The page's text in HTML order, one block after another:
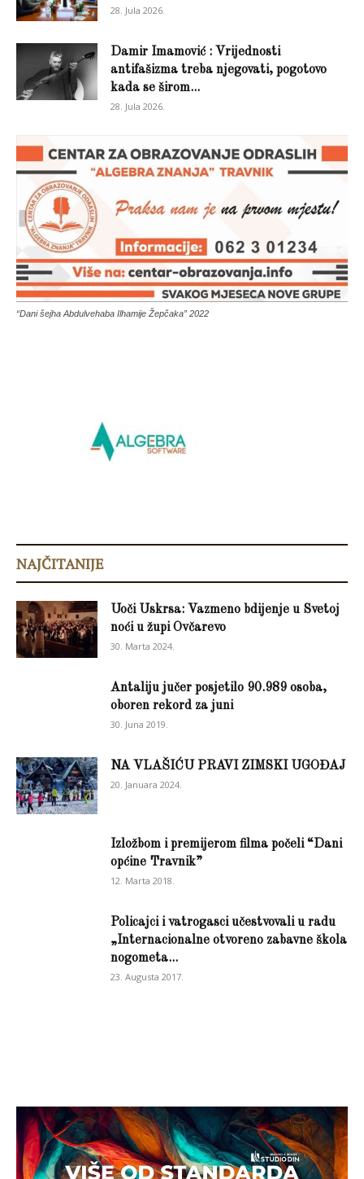
28. Jula 2026.
Damir Imamović : Vrijednosti
antifašizma treba njegovati, pogotovo
kada se širom...
28. Jula 2026.
“Dani šejha Abdulvehaba Ilhamije Žepčaka” 2022
NAJČITANIJE
Uoči Uskrsa: Vazmeno bdijenje u Svetoj
noći u župi Ovčarevo
30. Marta 2024.
Antaliju jučer posjetilo 90.989 osoba,
oboren rekord za juni
30. Juna 2019.
NA VLAŠIĆU PRAVI ZIMSKI UGOĐAJ
20. Januara 2024.
Izložbom i premijerom filma počeli “Dani
općine Travnik”
12. Marta 2018.
Policajci i vatrogasci učestvovali u radu
„Internacionalne otvoreno zabavne škola
nogometa...
23. Augusta 2017.